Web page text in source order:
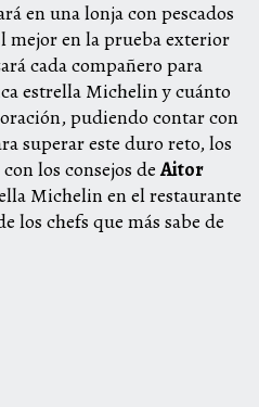
en una lonja con pescados
mejor en la prueba exterior
cada compañero para
estrella Michelin y cuánto
pudiendo contar con
superar este duro reto, los
los consejos deAitor
Michelin en el restaurante
los chefs que más sabe de